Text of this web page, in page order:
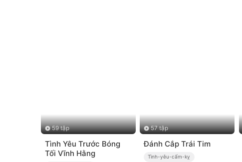
59 tập
Tình Yêu Trước Bóng
Tối Vĩnh Hằng
57 tập
Đánh Cắp Trái Tim
Tình-yêu-cấm-kỵ